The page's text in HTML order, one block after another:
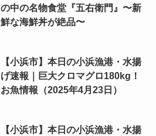
の中の名物食堂『五右衛門』〜新
鮮な海鮮丼が絶品〜
【小浜市】本日の小浜漁港・水揚
げ速報｜巨大クロマグロ180kg！
お魚情報（2025年4月23日）
【小浜市】本日の小浜漁港・水揚